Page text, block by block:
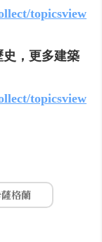
topicsview
，更多建築
topicsview
格蘭